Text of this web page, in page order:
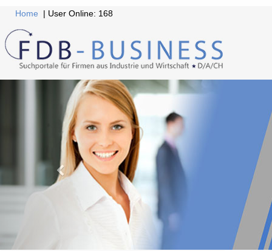
Home | User Online: 168